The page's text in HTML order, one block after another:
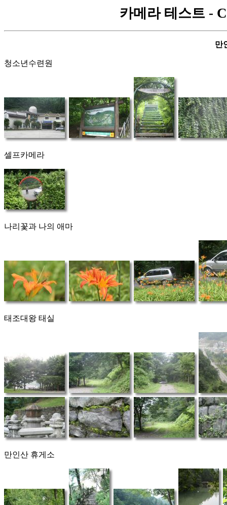
카메라 테스트 -
만
청소년수련원
셀프카메라
나리꽃과 나의 애마
태조대왕 태실
만인산 휴게소